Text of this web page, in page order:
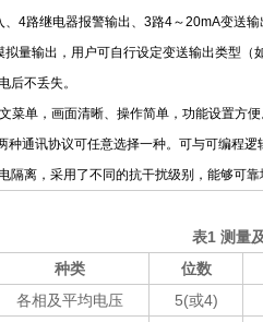
4路继电器报警输出、3路4～20mA变送输
量输出，用户可自行设定变送输出类型（
后不丢失。
菜单，画面清晰、操作简单，功能设置方便
通讯协议可任意选择一种。可与可编程
隔离，采用了不同的抗干扰级别，能够可靠
表1 测量
种类 位数
各相及平均电压 5(或4)